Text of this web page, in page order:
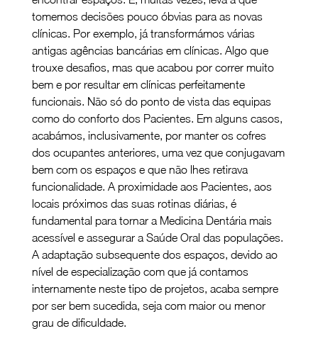
tomemos decisões pouco óbvias para as novas
clínicas. Por exemplo, já transformámos várias
antigas agências bancárias em clínicas. Algo que
trouxe desafios, mas que acabou por correr muito
bem e por resultar em clínicas perfeitamente
funcionais. Não só do ponto de vista das equipas
como do conforto dos Pacientes. Em alguns casos,
acabámos, inclusivamente, por manter os cofres
dos ocupantes anteriores, uma vez que conjugavam
bem com os espaços e que não lhes retirava
funcionalidade. A proximidade aos Pacientes, aos
locais próximos das suas rotinas diárias, é
fundamental para tornar a Medicina Dentária mais
acessível e assegurar a Saúde Oral das populações.
A adaptação subsequente dos espaços, devido ao
nível de especialização com que já contamos
internamente neste tipo de projetos, acaba sempre
por ser bem sucedida, seja com maior ou menor
grau de dificuldade.